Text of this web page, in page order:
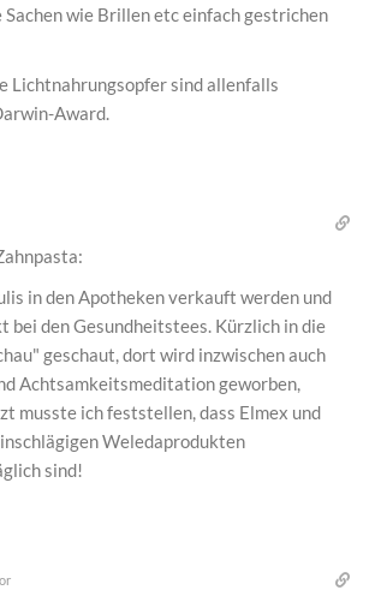
wie Brillen etc einfach gestrichen
Lichtnahrungsopfer sind allenfalls
Award.
in den Apotheken verkauft werden und
bei den Gesundheitstees. Kürzlich in die
geschaut, dort wird inzwischen auch
Achtsamkeitsmeditation geworben,
musste ich feststellen, dass Elmex und
Weledaprodukten
sind!